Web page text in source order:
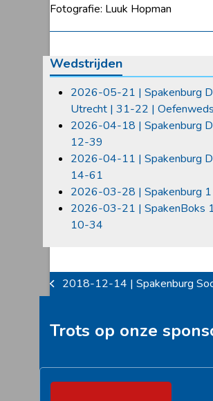
Fotografie: Luuk Hopman
Wedstrijden
2026-05-21 | Spakenburg
Utrecht | 31-22 |
2026-04-18 | Spakenburg
12-39
2026-04-11 | Spakenburg
14-61
2026-03-28 | Spakenburg
2026-03-21 | SpakenBoks
10-34
previous
2018-12-14 | Spakenburg
Trots op onze